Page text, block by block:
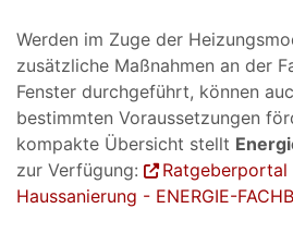
Werden im Zuge der
zusätzliche Maßnahmen an der
Fenster durchgeführt, können
bestimmten Voraussetzungen
kompakte Übersicht stellt
zur Verfügung:
Ratgeberportal
Haussanierung - ENERGIE-